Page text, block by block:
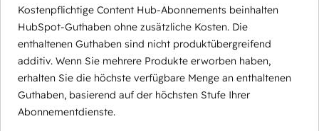
Kostenpflichtige Content Hub-Abonnements beinhalten
HubSpot-Guthaben ohne zusätzliche Kosten. Die
enthaltenen Guthaben sind nicht produktübergreifend
additiv. Wenn Sie mehrere Produkte erworben haben,
erhalten Sie die höchste verfügbare Menge an enthaltenen
Guthaben, basierend auf der höchsten Stufe Ihrer
Abonnementdienste.